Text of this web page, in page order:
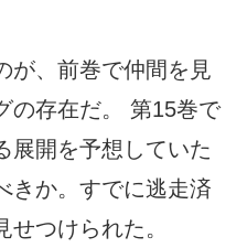
が、前巻で仲間を見
の存在だ。 第15巻で
展開を予想していた
きか。すでに逃走済
つけられた。